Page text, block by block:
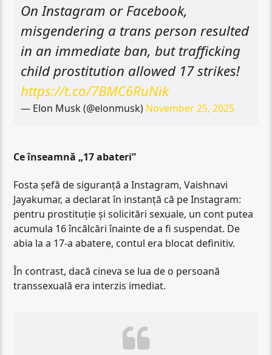
On Instagram or Facebook,
misgendering a trans person resulted
in an immediate ban, but trafficking
child prostitution allowed 17 strikes!
https://t.co/7BMC6RuNik
— Elon Musk (@elonmusk) November 25, 2025
Ce înseamnă „17 abateri”
Fosta șefă de siguranță a Instagram, Vaishnavi
Jayakumar, a declarat în instanță că pe Instagram:
pentru prostituție și solicitări sexuale, un cont putea
acumula 16 încălcări înainte de a fi suspendat. De
abia la a 17-a abatere, contul era blocat definitiv.
În contrast, dacă cineva se lua de o persoană
transsexuală era interzis imediat.